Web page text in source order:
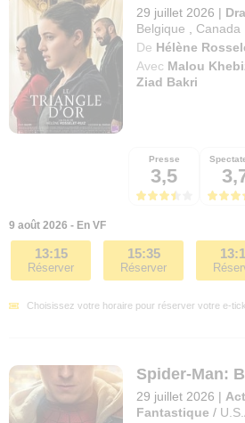
29 juillet 2026 |
Belgique
Canada
De Hélène
Avec Malou
Ziad Bakri
Presse
3,5
9 août 2026 - En VF
13:15
Réserver
15:35
Réserver
Choisissez votre horaire pour réserver votre e-
Spider-Man:
29 juillet 2026 |
Fantastique /